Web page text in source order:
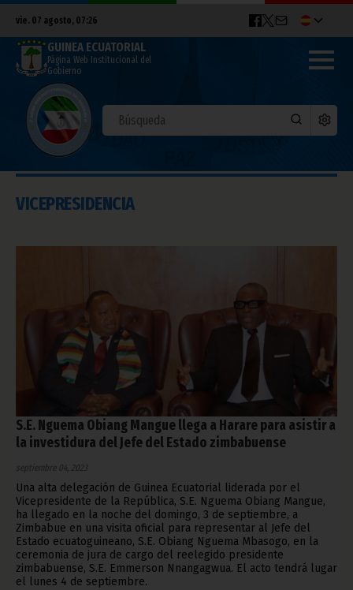
vie. 07 agosto, 07:26
GUINEA ECUATORIAL
Página Web Institucional del
Gobierno
VICEPRESIDENCIA
S.E. Nguema Obiang Mangue llega a Harare para asistir a
la investidura del Jefe del Estado zimbabuense
septiembre 04, 2023
Una alta delegación de Guinea Ecuatorial liderada por el
Vicepresidente de la República, S.E. Nguema Obiang Mangue,
ha llegado en la noche del domingo, 3 de septiembre, a
Zimbabue en una visita oficial para representar al Jefe del
Estado ecuatoguineano, S.E. Obiang Nguema Mbasogo, en la
ceremonia de jura de cargo del reelegido presidente
zimbabuense, S.E. Emmerson Nnangagwua. El acto tendrá lugar
el lunes 4 de septiembre.